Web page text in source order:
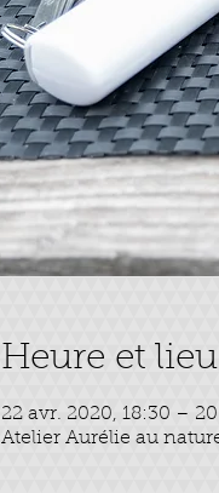
Heure et lieu
22 avr. 2020, 18:30 –
Atelier Aurélie au